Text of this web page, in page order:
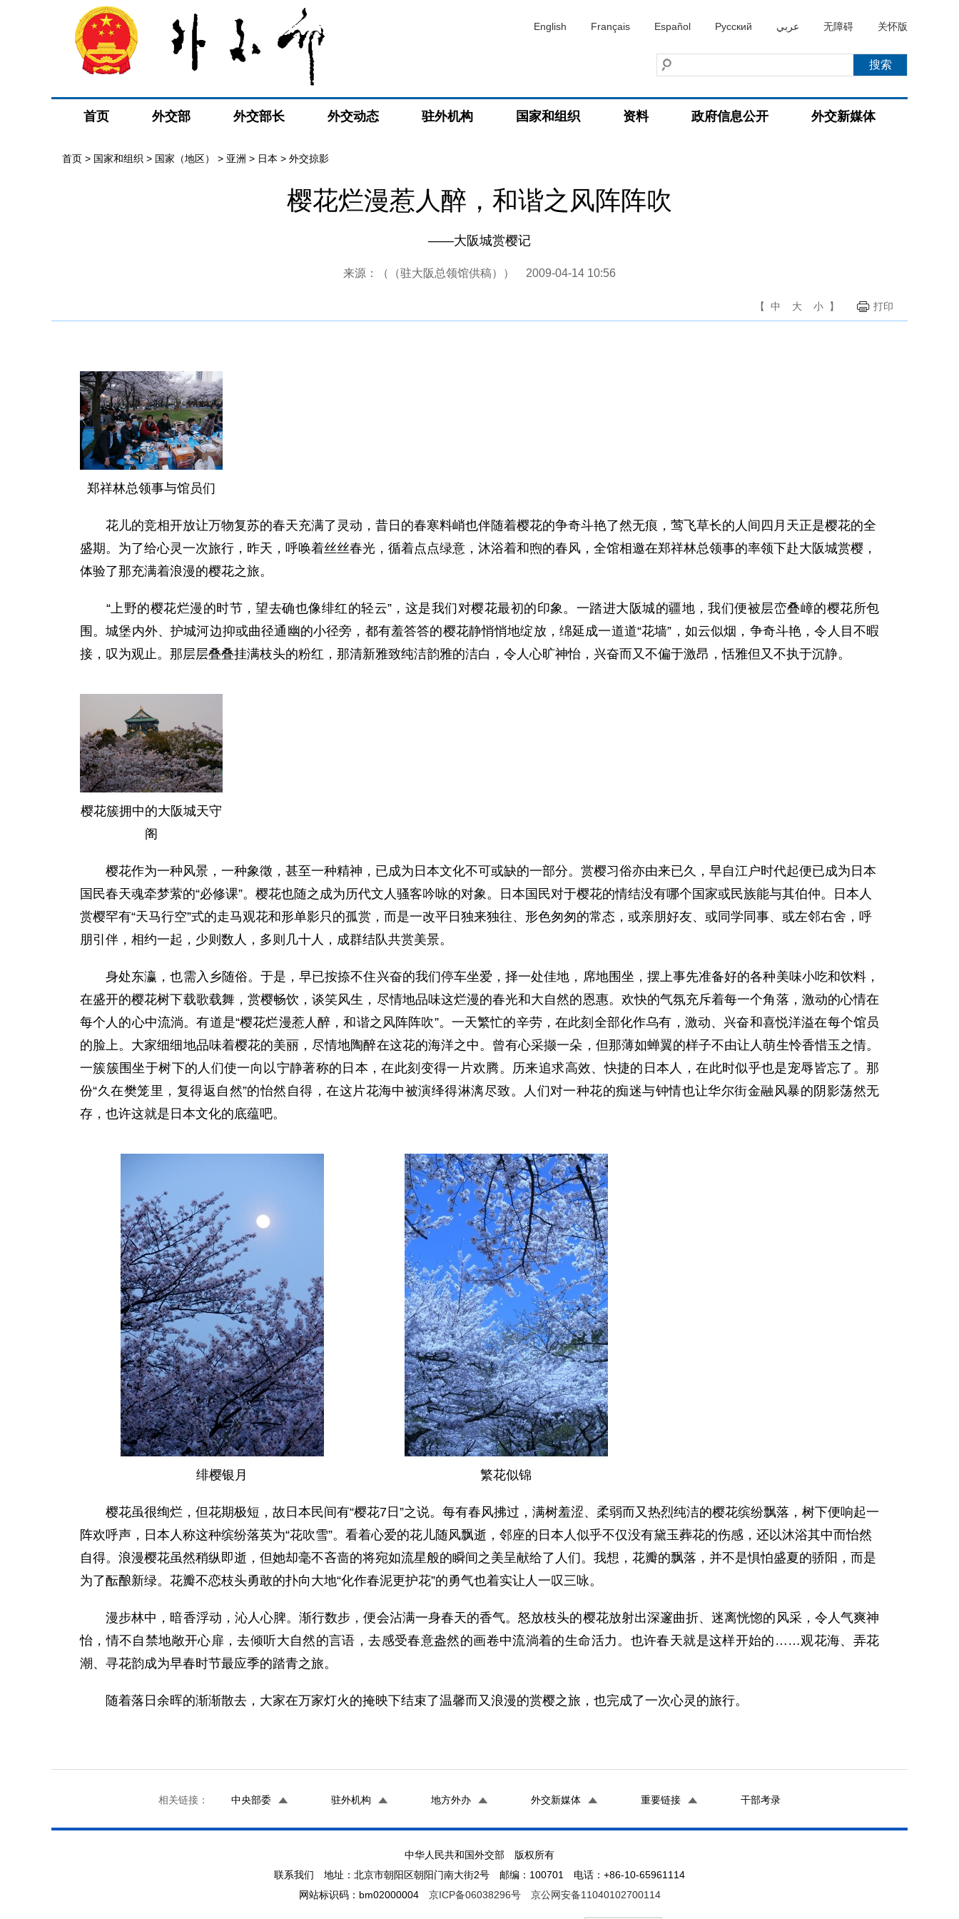
English Français Español Русский عربي 无障碍 关怀版
首页 外交部 外交部长 外交动态 驻外机构 国家和组织 资料 政府信息公开 外交新媒体
首页 > 国家和组织 > 国家（地区） > 亚洲 > 日本 > 外交掠影
樱花烂漫惹人醉，和谐之风阵阵吹
——大阪城赏樱记
来源：（（驻大阪总领馆供稿）） 2009-04-14 10:56
【 中 大 小 】 打印
郑祥林总领事与馆员们
花儿的竞相开放让万物复苏的春天充满了灵动，昔日的春寒料峭也伴随着樱花的争奇斗艳了然无痕，莺飞草长的人间四月天正是樱花的全
盛期。为了给心灵一次旅行，昨天，呼唤着丝丝春光，循着点点绿意，沐浴着和煦的春风，全馆相邀在郑祥林总领事的率领下赴大阪城赏樱，
体验了那充满着浪漫的樱花之旅。
“上野的樱花烂漫的时节，望去确也像绯红的轻云”，这是我们对樱花最初的印象。一踏进大阪城的疆地，我们便被层峦叠嶂的樱花所包
围。城堡内外、护城河边抑或曲径通幽的小径旁，都有羞答答的樱花静悄悄地绽放，绵延成一道道“花墙”，如云似烟，争奇斗艳，令人目不暇
接，叹为观止。那层层叠叠挂满枝头的粉红，那清新雅致纯洁韵雅的洁白，令人心旷神怡，兴奋而又不偏于激昂，恬雅但又不执于沉静。
樱花簇拥中的大阪城天守
阁
樱花作为一种风景，一种象徵，甚至一种精神，已成为日本文化不可或缺的一部分。赏樱习俗亦由来已久，早自江户时代起便已成为日本
国民春天魂牵梦萦的“必修课”。樱花也随之成为历代文人骚客吟咏的对象。日本国民对于樱花的情结没有哪个国家或民族能与其伯仲。日本人
赏樱罕有“天马行空”式的走马观花和形单影只的孤赏，而是一改平日独来独往、形色匆匆的常态，或亲朋好友、或同学同事、或左邻右舍，呼
朋引伴，相约一起，少则数人，多则几十人，成群结队共赏美景。
身处东瀛，也需入乡随俗。于是，早已按捺不住兴奋的我们停车坐爱，择一处佳地，席地围坐，摆上事先准备好的各种美味小吃和饮料，
在盛开的樱花树下载歌载舞，赏樱畅饮，谈笑风生，尽情地品味这烂漫的春光和大自然的恩惠。欢快的气氛充斥着每一个角落，激动的心情在
每个人的心中流淌。有道是“樱花烂漫惹人醉，和谐之风阵阵吹”。一天繁忙的辛劳，在此刻全部化作乌有，激动、兴奋和喜悦洋溢在每个馆员
的脸上。大家细细地品味着樱花的美丽，尽情地陶醉在这花的海洋之中。曾有心采撷一朵，但那薄如蝉翼的样子不由让人萌生怜香惜玉之情。
一簇簇围坐于树下的人们使一向以宁静著称的日本，在此刻变得一片欢腾。历来追求高效、快捷的日本人，在此时似乎也是宠辱皆忘了。那
份“久在樊笼里，复得返自然”的怡然自得，在这片花海中被演绎得淋漓尽致。人们对一种花的痴迷与钟情也让华尔街金融风暴的阴影荡然无
存，也许这就是日本文化的底蕴吧。
绯樱银月 繁花似锦
樱花虽很绚烂，但花期极短，故日本民间有“樱花7日”之说。每有春风拂过，满树羞涩、柔弱而又热烈纯洁的樱花缤纷飘落，树下便响起一
阵欢呼声，日本人称这种缤纷落英为“花吹雪”。看着心爱的花儿随风飘逝，邻座的日本人似乎不仅没有黛玉葬花的伤感，还以沐浴其中而怡然
自得。浪漫樱花虽然稍纵即逝，但她却毫不吝啬的将宛如流星般的瞬间之美呈献给了人们。我想，花瓣的飘落，并不是惧怕盛夏的骄阳，而是
为了酝酿新绿。花瓣不恋枝头勇敢的扑向大地“化作春泥更护花”的勇气也着实让人一叹三咏。
漫步林中，暗香浮动，沁人心脾。渐行数步，便会沾满一身春天的香气。怒放枝头的樱花放射出深邃曲折、迷离恍惚的风采，令人气爽神
怡，情不自禁地敞开心扉，去倾听大自然的言语，去感受春意盎然的画卷中流淌着的生命活力。也许春天就是这样开始的……观花海、弄花
潮、寻花韵成为早春时节最应季的踏青之旅。
随着落日余晖的渐渐散去，大家在万家灯火的掩映下结束了温馨而又浪漫的赏樱之旅，也完成了一次心灵的旅行。
相关链接： 中央部委 驻外机构 地方外办 外交新媒体 重要链接 干部考录
中华人民共和国外交部 版权所有
联系我们 地址：北京市朝阳区朝阳门南大街2号 邮编：100701 电话：+86-10-65961114
网站标识码：bm02000004 京ICP备06038296号 京公网安备11040102700114